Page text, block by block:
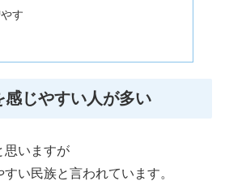
す
感じやすい人が多い
思いますが
い民族と言われています。